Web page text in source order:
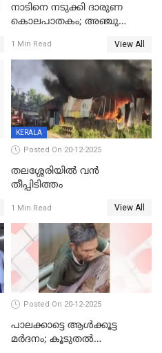
നാടിനെ നടുക്കി ദാരുണ
കൊലപാതകം; അഞ്ചു
കഴുത്തുഞെരിച്ച് കൊന്നു
1 Min Read View All
KERALA
Posted On 20-12-2025
തലശ്ശേരിയിൽ വൻ
തീപ്പിടിത്തം
1 Min Read View All
Posted On 20-12-2025
പാലക്കാട്ടെ ആള്‍ക്കൂട്ട
മര്‍ദനം; കൂടുതല്‍